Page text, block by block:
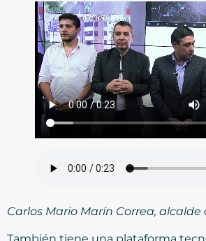
Carlos Mario Marín Correa, alcalde
También tiene una plataforma